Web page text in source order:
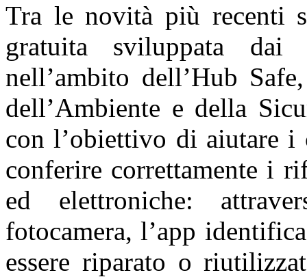
Tra le novità più recenti
gratuita sviluppata dai
nell’ambito dell’Hub
dell’Ambiente e della
con l’obiettivo di aiutare i
conferire correttamente i
ed elettroniche:
fotocamera, l’app
essere riparato o